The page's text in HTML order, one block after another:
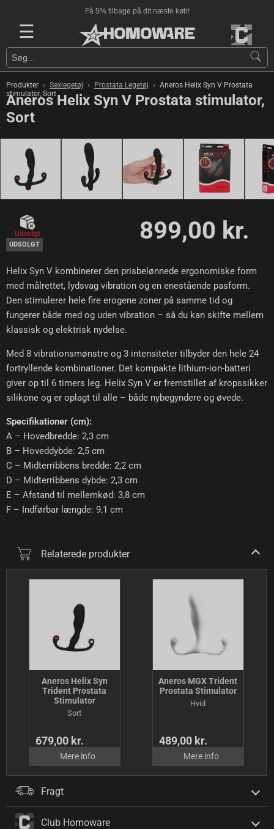
Få 5% tilbage på dit næste køb!
☰
Produkter › Sexlegetøj › Prostata Legetøj › Aneros Helix Syn V Prostata
stimulator, Sort
Aneros Helix Syn V Prostata stimulator,
Sort
Udsolgt
UDSOLGT 899,00 kr.
Helix Syn V kombinerer den prisbelønnede ergonomiske form
med målrettet, lydsvag vibration og en enestående pasform.
Den stimulerer hele fire erogene zoner på samme tid og
fungerer både med og uden vibration – så du kan skifte mellem
klassisk og elektrisk nydelse.
Med 8 vibrationsmønstre og 3 intensiteter tilbyder den hele 24
fortryllende kombinationer. Det kompakte lithium-ion-batteri
giver op til 6 timers leg. Helix Syn V er fremstillet af kropssikker
silikone og er oplagt til alle – både nybegyndere og øvede.
Specifikationer (cm):
A – Hovedbredde: 2,3 cm
B – Hoveddybde: 2,5 cm
C – Midterribbens bredde: 2,2 cm
D – Midterribbens dybde: 2,3 cm
E – Afstand til mellemkød: 3,8 cm
F – Indførbar længde: 9,1 cm
Relaterede produkter
Aneros Helix Syn
Trident Prostata
Stimulator
Sort
679,00 kr.
Mere info
Aneros MGX Trident
Prostata Stimulator
Hvid
489,00 kr.
Mere info
Fragt
Club Homoware